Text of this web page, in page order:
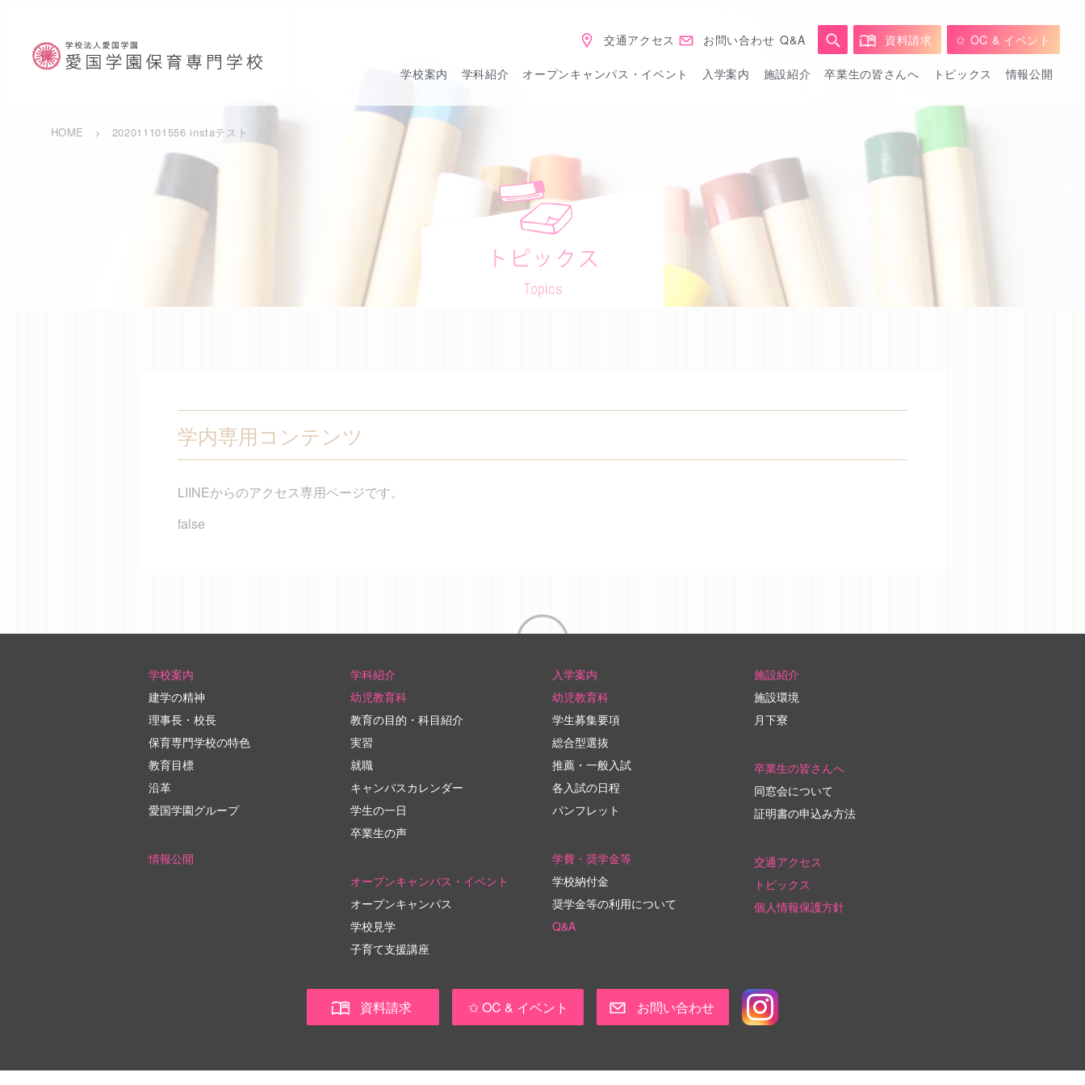
交通アクセス お問い合わせ Q&A 資料請求 ✩ OC & イベント
学校案内 学科紹介 オープンキャンパス・イベント 入学案内 施設紹介 卒業生の皆さんへ トピックス 情報公開
HOME 202011101556 instaテスト
学内専用コンテンツ
LIINEからのアクセス専用ページです。
false
学校案内
建学の精神
理事長・校長
保育専門学校の特色
教育目標
沿革
愛国学園グループ
情報公開
学科紹介
幼児教育科
教育の目的・科目紹介
実習
就職
キャンパスカレンダー
学生の一日
卒業生の声
オープンキャンパス・イベント
オープンキャンパス
学校見学
子育て支援講座
入学案内
幼児教育科
学生募集要項
総合型選抜
推薦・一般入試
各入試の日程
パンフレット
学費・奨学金等
学校納付金
奨学金等の利用について
Q&A
施設紹介
施設環境
月下寮
卒業生の皆さんへ
同窓会について
証明書の申込み方法
交通アクセス
トピックス
個人情報保護方針
資料請求 ✩ OC & イベント お問い合わせ